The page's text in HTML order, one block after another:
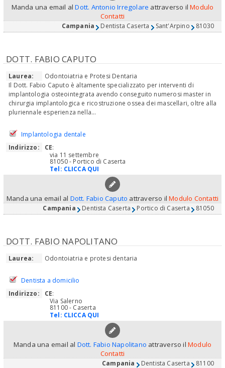
Manda una email alDott. Antonio Irregolare attraverso ilModulo
Contatti
Campania Dentista Caserta Sant'Arpino 81030
DOTT. FABIO CAPUTO
Laurea:
Odontoiatria e Protesi Dentaria
Il Dott. Fabio Caputo è altamente specializzato per interventi di
implantologia osteointegrata avendo conseguito numerosi master in
chirurgia implantologica e ricostruzione ossea dei mascellari, oltre alla
pluriennale esperienza nella...
Implantologia dentale
Indirizzo:
CE:
via 11 settembre
81050 - Portico di Caserta
Tel: CLICCA QUI
Manda una email al Dott. Fabio Caputo attraverso ilModulo Contatti
Campania Dentista Caserta Portico di Caserta 81050
DOTT. FABIO NAPOLITANO
Laurea: Odontoiatria e protesi dentaria
Dentista a domicilio
Indirizzo:
CE:
Via Salerno
81100 - Caserta
Tel: CLICCA QUI
Manda una email al Dott. Fabio Napolitano attraverso il Modulo
Contatti
Campania Dentista Caserta 81100